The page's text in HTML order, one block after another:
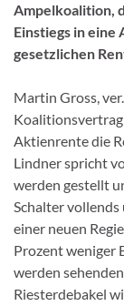
Ampelkoalition,
Einstiegs in
gesetzlichen
Martin Gross,
Aktienrente die
Lindner spricht
werden gestellt
Schalter vollends
einer neuen
Prozent weniger
werden
Riesterdebakel